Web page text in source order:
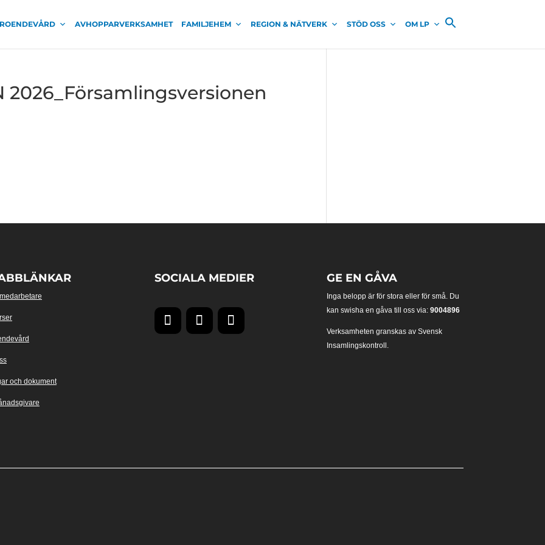
AVHOPPARVERKSAMHET FAMILJEHEM REGION & NÄTVERK STÖD OSS OM LP
2026_Församlingsversionen
och dokument
SOCIALA MEDIER GE EN GÅVA
Inga belopp är för stora eller för små. Du
kan swisha en gåva till oss via: 9004896
Verksamheten granskas av Svensk
Insamlingskontroll.